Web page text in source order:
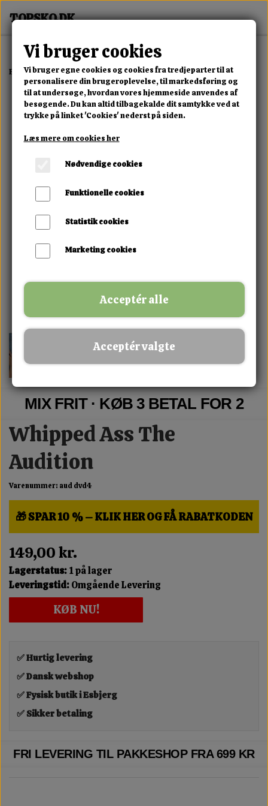
Forside Erotisk Kollektion Dvd Whipped Ass The Audition
MIX FRIT · KØB 3 BETAL FOR 2
Whipped Ass The
Audition
Varenummer: aud dvd4
🎁 SPAR 10 % – KLIK HER OG FÅ RABATKODEN
149,00 kr.
Lagerstatus:1 på lager
Leveringstid:Omgående Levering
KØB NU!
✅ Hurtig levering
✅ Dansk webshop
✅ Fysisk butik i Esbjerg
✅ Sikker betaling
FRI LEVERING TIL PAKKESHOP FRA 699 KR
Vi bruger cookies
Vi bruger egne cookies og cookies fra tredjeparter til at
personalisere din brugeroplevelse, til markedsføring og
til at undersøge, hvordan vores hjemmeside anvendes af
besøgende. Du kan altid tilbagekalde dit samtykke ved at
trykke på linket 'Cookies' nederst på siden.
Læs mere om cookies her
Nødvendige cookies
Funktionelle cookies
Statistik cookies
Marketing cookies
Acceptér alle
Acceptér valgte